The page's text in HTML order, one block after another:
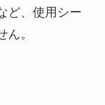
ど、使用シー
。